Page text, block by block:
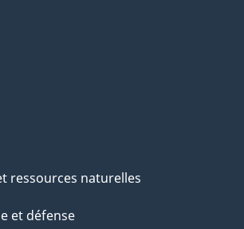
ressources naturelles
et défense